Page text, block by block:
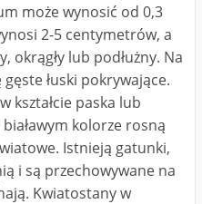
może wynosić od 0,3
2-5 centymetrów, a
okrągły lub podłużny. Na
łuski pokrywające.
kształcie paska lub
kolorze rosną
Istnieją gatunki,
i są przechowywane na
Kwiatostany w